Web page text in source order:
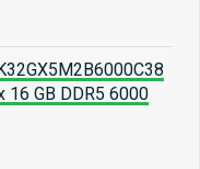
16 GB DDR5 6000